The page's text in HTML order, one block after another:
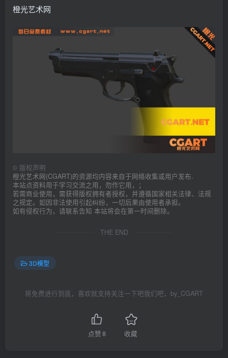
橙光艺术网
© 版权声明
橙光艺术网(CGART)的资源均内容来自于网络收集或用户发布.
本站点资料用于学习交流之用，勿作它用，；
若需商业使用，需获得版权拥有者授权，并遵循国家相关法律、法规
之规定。如因非法使用引起纠纷，一切后果由使用者承担。
如有侵权行为，请联系告知 本站将会在第一时间删除。
THE END
3D模型
将免费进行到底，喜欢就支持关注一下吧我们吧，by_CGART
点赞8 收藏